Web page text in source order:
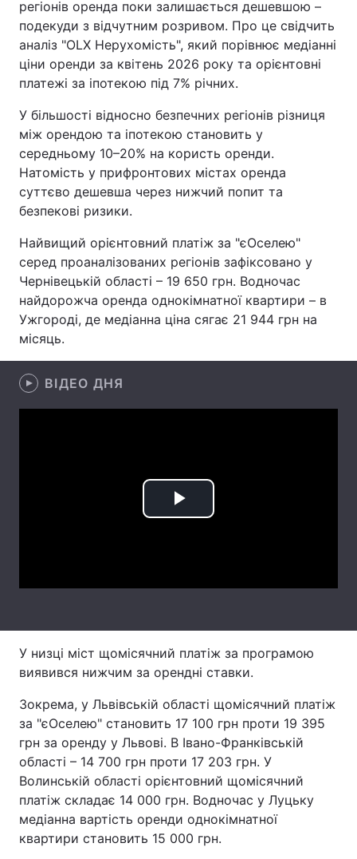
Економіка Світ
Спорт Наука
Техно і зв'язок Лайт
Зброя Інциденти
Здоров'я
Цікавинки Погода
Екологія
Лонгріди
Відео з Youtube Статті
Інтерв'ю
регіонів оренда поки залишається дешевшою –
подекуди з відчутним розривом. Про це свідчить
аналіз "OLX Нерухомість", який порівнює медіанні
ціни оренди за квітень 2026 року та орієнтовні
платежі за іпотекою під 7% річних.
У більшості відносно безпечних регіонів різниця
між орендою та іпотекою становить у
середньому 10–20% на користь оренди.
Натомість у прифронтових містах оренда
суттєво дешевша через нижчий попит та
безпекові ризики.
Найвищий орієнтовний платіж за "єОселею"
серед проаналізованих регіонів зафіксовано у
Чернівецькій області – 19 650 грн. Водночас
найдорожча оренда однокімнатної квартири – в
Ужгороді, де медіанна ціна сягає 21 944 грн на
місяць.
ВІДЕО ДНЯ
Play
У низці міст щомісячний платіж за програмою
виявився нижчим за орендні ставки.
Зокрема, у Львівській області щомісячний платіж
за "єОселею" становить 17 100 грн проти 19 395
грн за оренду у Львові. В Івано-Франківській
області – 14 700 грн проти 17 203 грн. У
Волинській області орієнтовний щомісячний
платіж складає 14 000 грн. Водночас у Луцьку
медіанна вартість оренди однокімнатної
квартири становить 15 000 грн.